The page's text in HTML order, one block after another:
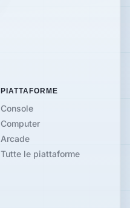
PIATTAFORME
Console
Computer
Arcade
Tutte le piattaforme